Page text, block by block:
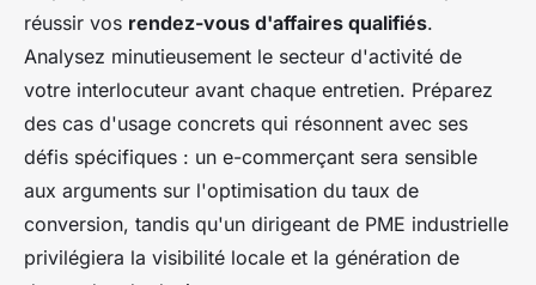
réussir vos rendez-vous d'affaires qualifiés.
Analysez minutieusement le secteur d'activité de
votre interlocuteur avant chaque entretien. Préparez
des cas d'usage concrets qui résonnent avec ses
défis spécifiques : un e-commerçant sera sensible
aux arguments sur l'optimisation du taux de
conversion, tandis qu'un dirigeant de PME industrielle
privilégiera la visibilité locale et la génération de